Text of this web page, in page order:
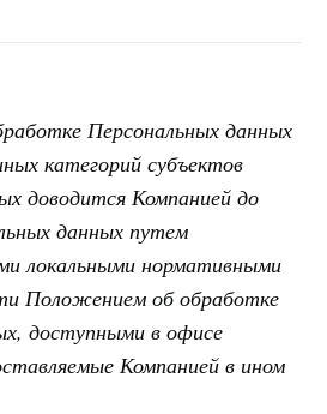
Персональных данных
категорий субъектов
доводится Компанией до
данных путем
локальными нормативными
Положением об обработке
доступными в офисе
Компанией в ином